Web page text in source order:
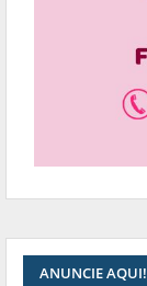
ANUNCIE AQUI!